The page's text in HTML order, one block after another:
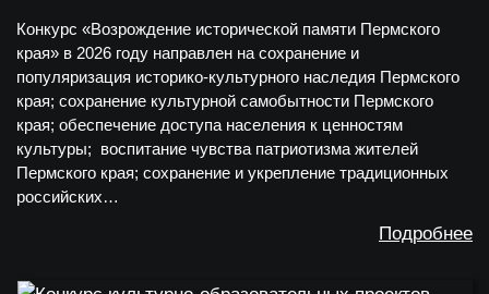
Конкурс «Возрождение исторической памяти Пермского
края» в 2026 году направлен на сохранение и
популяризация историко-культурного наследия Пермского
края; сохранение культурной самобытности Пермского
края; обеспечение доступа населения к ценностям
культуры; воспитание чувства патриотизма жителей
Пермского края; сохранение и укрепление традиционных
российских…
Подробнее